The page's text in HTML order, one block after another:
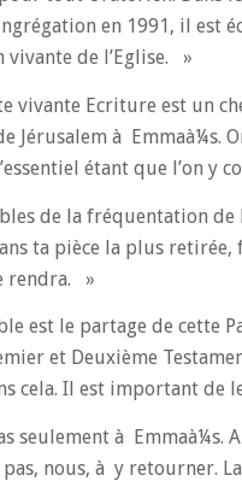
en 1991, il est
vivante de l’Eglise. »
vivante Ecriture est un
Jérusalem à Emmaà¼s.
étant que l’on y
de la fréquentation
ta pièce la plus retirée,
rendra. »
est le partage de cette
et Deuxième
cela. Il est important de
seulement à Emmaà¼s.
pas, nous, à y retourner.